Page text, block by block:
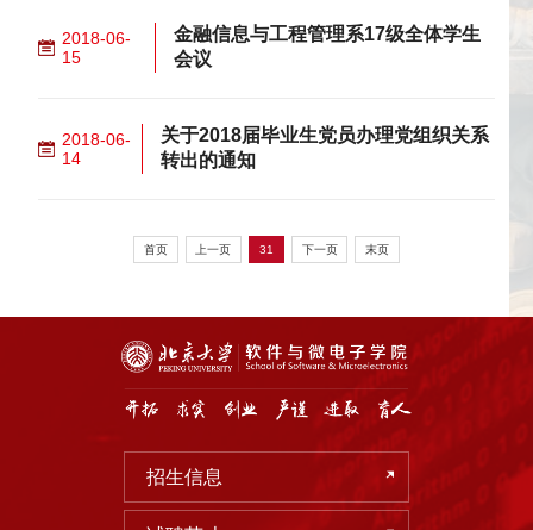
2018-06-
15
金融信息与工程管理系17级全体学生
会议
2018-06-
14
关于2018届毕业生党员办理党组织关系
转出的通知
首页 上一页 31 下一页 末页
招生信息